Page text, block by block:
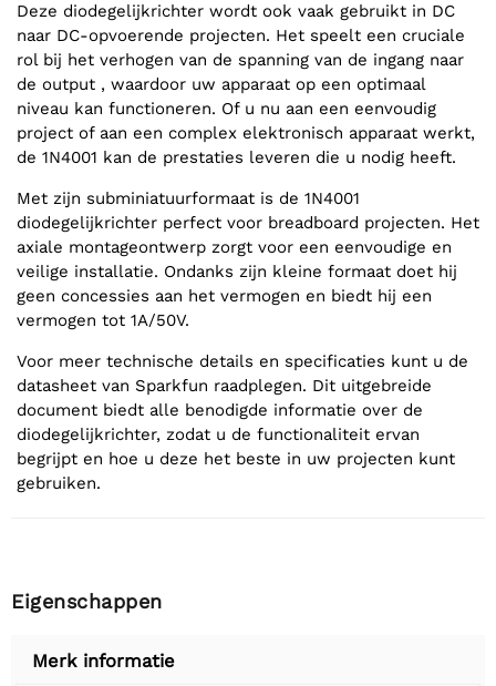
Deze diodegelijkrichter wordt ook vaak gebruikt in DC
naar DC-opvoerende projecten. Het speelt een cruciale
rol bij het verhogen van de spanning van de ingang naar
de output , waardoor uw apparaat op een optimaal
niveau kan functioneren. Of u nu aan een eenvoudig
project of aan een complex elektronisch apparaat werkt,
de 1N4001 kan de prestaties leveren die u nodig heeft.
Met zijn subminiatuurformaat is de 1N4001
diodegelijkrichter perfect voor breadboard projecten. Het
axiale montageontwerp zorgt voor een eenvoudige en
veilige installatie. Ondanks zijn kleine formaat doet hij
geen concessies aan het vermogen en biedt hij een
vermogen tot 1A/50V.
Voor meer technische details en specificaties kunt u de
datasheet van Sparkfun raadplegen. Dit uitgebreide
document biedt alle benodigde informatie over de
diodegelijkrichter, zodat u de functionaliteit ervan
begrijpt en hoe u deze het beste in uw projecten kunt
gebruiken.
Eigenschappen
Merk informatie